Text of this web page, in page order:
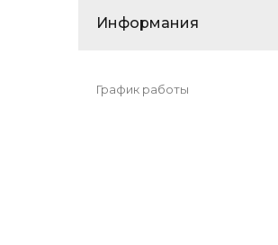
Информания
График работы